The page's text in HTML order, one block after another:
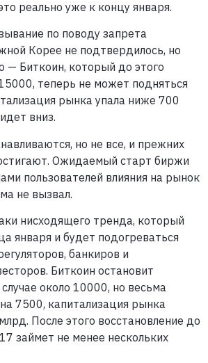
реально уже к концу января.
по поводу запрета
Корее не подтвердилось, но
— Биткоин, который до этого
теперь не может подняться
рынка упала ниже 700
вниз.
но не все, и прежних
Ожидаемый старт биржи
пользователей влияния на рынок
не вызвал.
нисходящего тренда, который
января и будет подогреваться
банкиров и
Биткоин остановит
около 10000, но весьма
7500, капитализация рынка
После этого восстановление до
займет не менее нескольких